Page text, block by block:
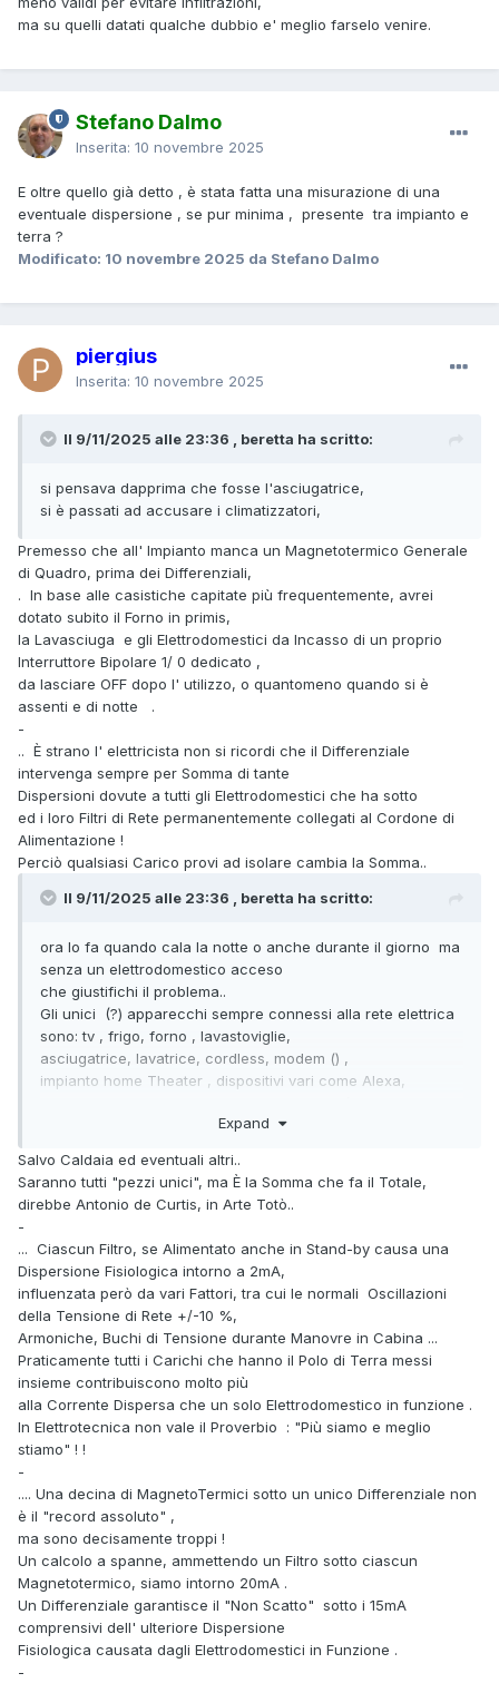
ma su quelli datati qualche dubbio e' meglio farselo venire.
Stefano Dalmo
Inserita: 10 novembre 2025
E oltre quello già detto , è stata fatta una misurazione di una
eventuale dispersione , se pur minima , presente tra impianto e
terra ?
Modificato: 10 novembre 2025 da Stefano Dalmo
piergius
Inserita: 10 novembre 2025
Il 9/11/2025 alle 23:36 , beretta ha scritto:
si pensava dapprima che fosse l'asciugatrice,
si è passati ad accusare i climatizzatori,
Premesso che all' Impianto manca un Magnetotermico Generale
di Quadro, prima dei Differenziali,
. In base alle casistiche capitate più frequentemente, avrei
dotato subito il Forno in primis,
la Lavasciuga e gli Elettrodomestici da Incasso di un proprio
Interruttore Bipolare 1/ 0 dedicato ,
da lasciare OFF dopo l' utilizzo, o quantomeno quando si è
assenti e di notte .
-
.. È strano l' elettricista non si ricordi che il Differenziale
intervenga sempre per Somma di tante
Dispersioni dovute a tutti gli Elettrodomestici che ha sotto
ed i loro Filtri di Rete permanentemente collegati al Cordone di
Alimentazione !
Perciò qualsiasi Carico provi ad isolare cambia la Somma..
Il 9/11/2025 alle 23:36 , beretta ha scritto:
ora lo fa quando cala la notte o anche durante il giorno ma
senza un elettrodomestico acceso
che giustifichi il problema..
Gli unici (?) apparecchi sempre connessi alla rete elettrica
sono: tv , frigo, forno , lavastoviglie,
asciugatrice, lavatrice, cordless, modem () ,
impianto home Theater , dispositivi vari come Alexa,
un computer con hub HDD collegati con multiprese , si cui
ps5,Xbox e switch ...
Expand
Salvo Caldaia ed eventuali altri..
Saranno tutti "pezzi unici", ma È la Somma che fa il Totale,
direbbe Antonio de Curtis, in Arte Totò..
-
... Ciascun Filtro, se Alimentato anche in Stand-by causa una
Dispersione Fisiologica intorno a 2mA,
influenzata però da vari Fattori, tra cui le normali Oscillazioni
della Tensione di Rete +/-10 %,
Armoniche, Buchi di Tensione durante Manovre in Cabina ...
Praticamente tutti i Carichi che hanno il Polo di Terra messi
insieme contribuiscono molto più
alla Corrente Dispersa che un solo Elettrodomestico in funzione .
In Elettrotecnica non vale il Proverbio : "Più siamo e meglio
stiamo" ! !
-
.... Una decina di MagnetoTermici sotto un unico Differenziale non
è il "record assoluto" ,
ma sono decisamente troppi !
Un calcolo a spanne, ammettendo un Filtro sotto ciascun
Magnetotermico, siamo intorno 20mA .
Un Differenziale garantisce il "Non Scatto" sotto i 15mA
comprensivi dell' ulteriore Dispersione
Fisiologica causata dagli Elettrodomestici in Funzione .
-